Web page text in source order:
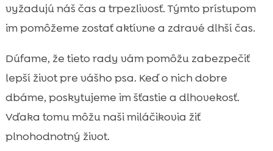
vyžadujú náš čas a trpezlivosť. Týmto prístupom
im pomôžeme zostať aktívne a zdravé dlhší čas.
Dúfame, že tieto rady vám pomôžu zabezpečiť
lepší život pre vášho psa. Keď o nich dobre
dbáme, poskytujeme im šťastie a dlhovekosť.
Vďaka tomu môžu naši miláčikovia žiť
plnohodnotný život.